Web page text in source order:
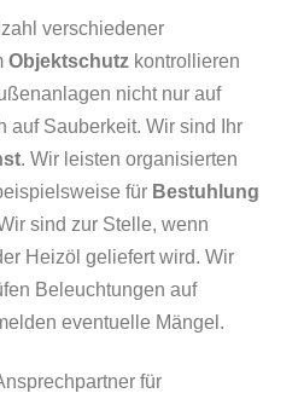
verschiedener
Objektschutz kontrollieren
nicht nur auf
auf Sauberkeit. Wir sind Ihr
. Wir leisten organisierten
für Bestuhlung
sind zur Stelle, wenn
Heizöl geliefert wird. Wir
Beleuchtungen auf
eventuelle Mängel.
für